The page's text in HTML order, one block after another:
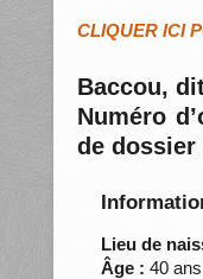
CLIQUER ICI
Baccou,
Numéro
de dossier
Lieu de
Âge : 40 ans